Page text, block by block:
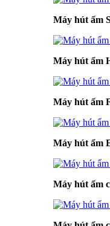
Máy hút ẩm
Máy hút ẩm
Máy hút ẩm
Máy hút ẩm
Máy hút ẩm